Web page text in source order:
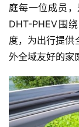
5
G
人
智
能
A
I
庭每一位成员
DHT-PHEV围
度，为出行提供
外全域友好的家